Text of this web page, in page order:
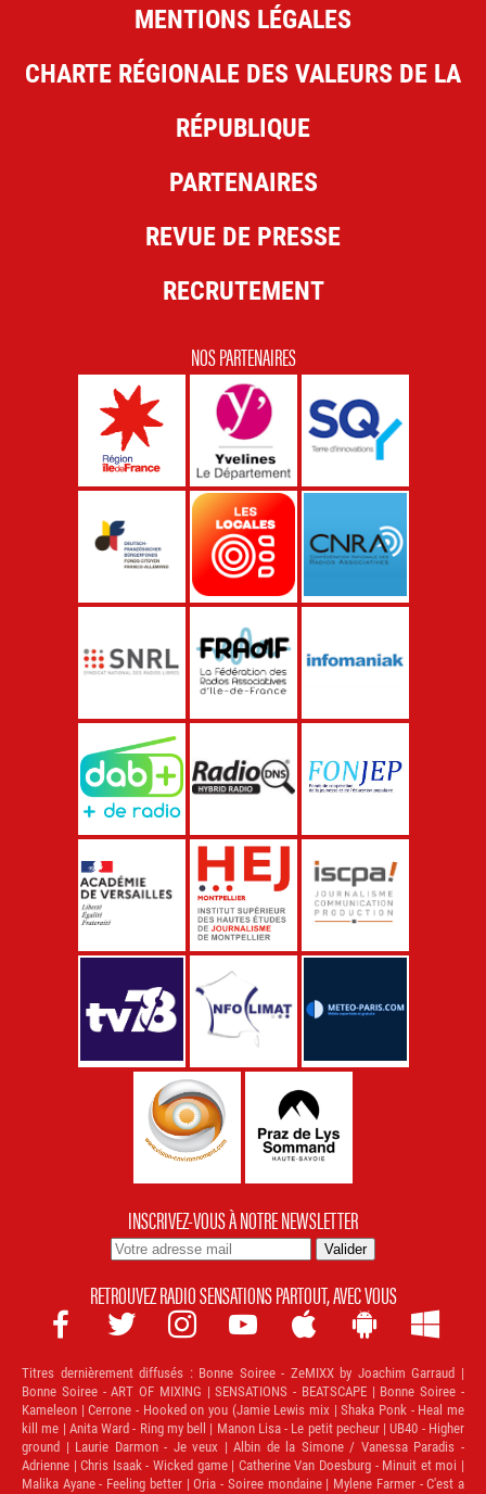
MENTIONS LÉGALES
CHARTE RÉGIONALE DES VALEURS DE LA
RÉPUBLIQUE
PARTENAIRES
REVUE DE PRESSE
RECRUTEMENT
NOS PARTENAIRES
INSCRIVEZ-VOUS À NOTRE NEWSLETTER
RETROUVEZ RADIO SENSATIONS PARTOUT, AVEC VOUS
      
Titres dernièrement diffusés :Bonne Soiree - ZeMIXX by Joachim Garraud |
Bonne Soiree - ART OF MIXING | SENSATIONS - BEATSCAPE | Bonne Soiree -
Kameleon | Cerrone - Hooked on you (Jamie Lewis mix | Shaka Ponk - Heal me
kill me | Anita Ward - Ring my bell | Manon Lisa - Le petit pecheur | UB40 - Higher
ground | Laurie Darmon - Je veux | Albin de la Simone / Vanessa Paradis -
Adrienne | Chris Isaak - Wicked game | Catherine Van Doesburg - Minuit et moi |
Malika Ayane - Feeling better | Oria - Soiree mondaine | Mylene Farmer - C'est a